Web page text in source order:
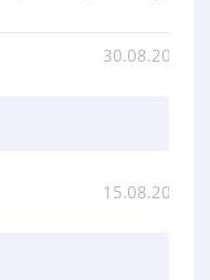
30.08.2024
15.08.2024